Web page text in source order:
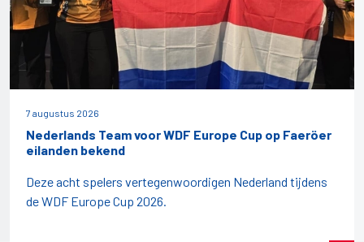
7 augustus 2026
Nederlands Team voor WDF Europe Cup op Faeröer
eilanden bekend
Deze acht spelers vertegenwoordigen Nederland tijdens
de WDF Europe Cup 2026.